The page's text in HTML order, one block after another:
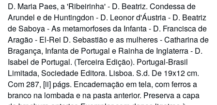
D. Maria Paes, a 'Ribeirinha' - D. Beatriz. Condessa de
Arundel e de Huntingdon - D. Leonor d'Áustria - D. Beatriz
de Saboya - As metamorfoses da Infanta - D. Francisca de
Aragão - El-Rei D. Sebastião e as mulheres - Catharina de
Bragança, Infanta de Portugal e Rainha de Inglaterra - D.
Isabel de Portugal. (Terceira Edição). Portugal-Brasil
Limitada, Sociedade Editora. Lisboa. S.d. De 19x12 cm.
Com 287, [ii] págs. Encadernação em tela, com ferros a
branco na lombada e na pasta anterior. Preserva a capa